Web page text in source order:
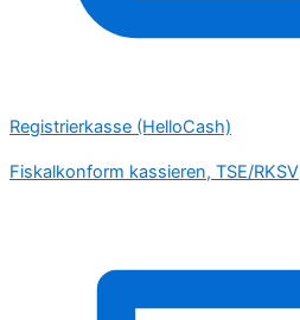
Registrierkasse (HelloCash)
Fiskalkonform kassieren, TSE/RKSV